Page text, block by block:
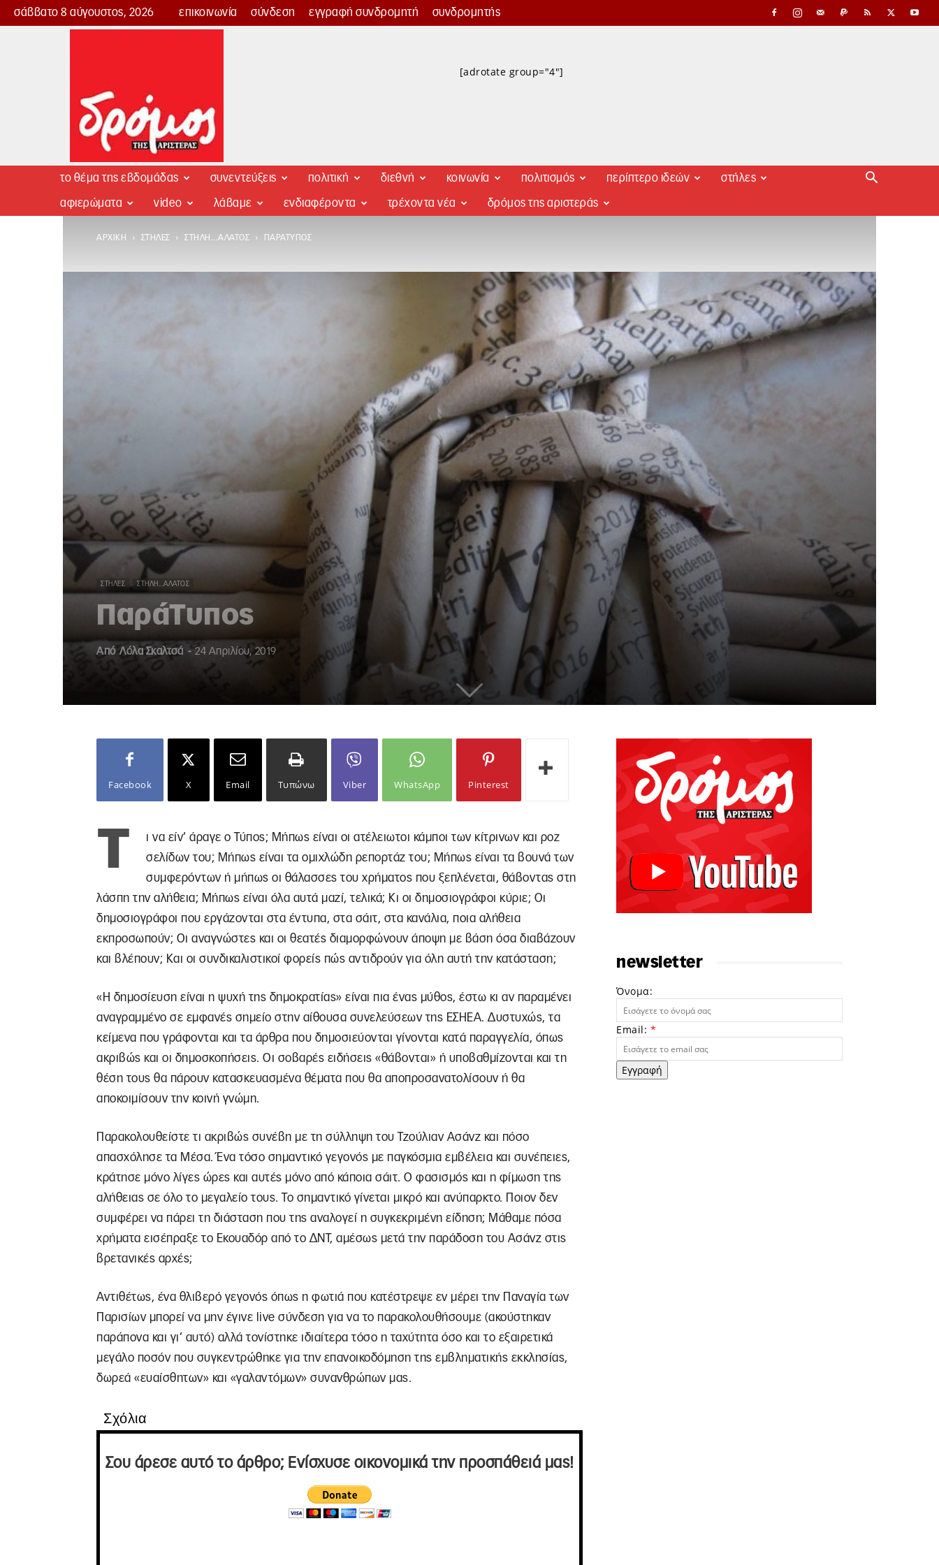
σάββατο 8 αύγουστος, 2026 επικοινωνία σύνδεση εγγραφή συνδρομητή συνδρομητής
Δρόμος
[adrotate group="4"]
το θέμα της εβδομάδας συνεντεύξεις πολιτική διεθνή κοινωνία πολιτισμός περίπτερο ιδεών στήλες
αφιερώματα video λάβαμε ενδιαφέροντα τρέχοντα νέα δρόμος της αριστεράς
ΑΡΧΙΚΉ ΣΤΉΛΕΣ ΣΤΉΛΗ...ΆΛΑΤΟΣ ΠΑΡΆΤΥΠΟΣ
ΣΤΉΛΕΣ ΣΤΉΛΗ...ΆΛΑΤΟΣ
ΠαράΤυπος
Από Λόλα Σκαλτσά - 24 Απριλίου, 2019
Facebook X Email Τυπώνω Viber WhatsApp Pinterest
Τ
ι να είν’ άραγε ο Τύπος; Μήπως είναι οι ατέλειωτοι κάμποι των κίτρινων και ροζ
σελίδων του; Μήπως είναι τα ομιχλώδη ρεπορτάζ του; Μήπως είναι τα βουνά των
συμφερόντων ή μήπως οι θάλασσες του χρήματος που ξεπλένεται, θάβοντας στη
λάσπη την αλήθεια; Μήπως είναι όλα αυτά μαζί, τελικά; Κι οι δημοσιογράφοι κύριε; Οι
δημοσιογράφοι που εργάζονται στα έντυπα, στα σάιτ, στα κανάλια, ποια αλήθεια
εκπροσωπούν; Οι αναγνώστες και οι θεατές διαμορφώνουν άποψη με βάση όσα διαβάζουν
και βλέπουν; Και οι συνδικαλιστικοί φορείς πώς αντιδρούν για όλη αυτή την κατάσταση;
«Η δημοσίευση είναι η ψυχή της δημοκρατίας» είναι πια ένας μύθος, έστω κι αν παραμένει
αναγραμμένο σε εμφανές σημείο στην αίθουσα συνελεύσεων της ΕΣΗΕΑ. Δυστυχώς, τα
κείμενα που γράφονται και τα άρθρα που δημοσιεύονται γίνονται κατά παραγγελία, όπως
ακριβώς και οι δημοσκοπήσεις. Οι σοβαρές ειδήσεις «θάβονται» ή υποβαθμίζονται και τη
θέση τους θα πάρουν κατασκευασμένα θέματα που θα αποπροσανατολίσουν ή θα
αποκοιμίσουν την κοινή γνώμη.
Παρακολουθείστε τι ακριβώς συνέβη με τη σύλληψη του Τζούλιαν Ασάνζ και πόσο
απασχόλησε τα Μέσα. Ένα τόσο σημαντικό γεγονός με παγκόσμια εμβέλεια και συνέπειες,
κράτησε μόνο λίγες ώρες και αυτές μόνο από κάποια σάιτ. Ο φασισμός και η φίμωση της
αλήθειας σε όλο το μεγαλείο τους. Το σημαντικό γίνεται μικρό και ανύπαρκτο. Ποιον δεν
συμφέρει να πάρει τη διάσταση που της αναλογεί η συγκεκριμένη είδηση; Μάθαμε πόσα
χρήματα εισέπραξε το Εκουαδόρ από το ΔΝΤ, αμέσως μετά την παράδοση του Ασάνζ στις
βρετανικές αρχές;
Αντιθέτως, ένα θλιβερό γεγονός όπως η φωτιά που κατέστρεψε εν μέρει την Παναγία των
Παρισίων μπορεί να μην έγινε live σύνδεση για να το παρακολουθήσουμε (ακούστηκαν
παράπονα και γι’ αυτό) αλλά τονίστηκε ιδιαίτερα τόσο η ταχύτητα όσο και το εξαιρετικά
μεγάλο ποσόν που συγκεντρώθηκε για την επανοικοδόμηση της εμβληματικής εκκλησίας,
δωρεά «ευαίσθητων» και «γαλαντόμων» συνανθρώπων μας.
Σχόλια
Σου άρεσε αυτό το άρθρο; Ενίσχυσε οικονομικά την προσπάθειά μας!
newsletter
Όνομα:
Email: *
Εγγραφή